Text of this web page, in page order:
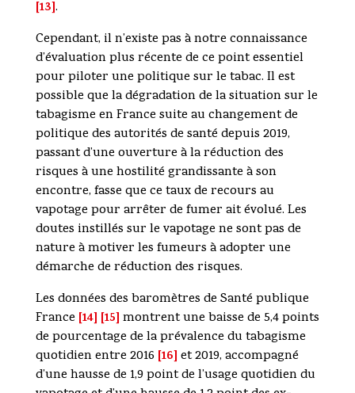
[13].
Cependant, il n’existe pas à notre connaissance
d’évaluation plus récente de ce point essentiel
pour piloter une politique sur le tabac. Il est
possible que la dégradation de la situation sur le
tabagisme en France suite au changement de
politique des autorités de santé depuis 2019,
passant d’une ouverture à la réduction des
risques à une hostilité grandissante à son
encontre, fasse que ce taux de recours au
vapotage pour arrêter de fumer ait évolué. Les
doutes instillés sur le vapotage ne sont pas de
nature à motiver les fumeurs à adopter une
démarche de réduction des risques.
Les données des baromètres de Santé publique
France [14] [15] montrent une baisse de 5,4 points
de pourcentage de la prévalence du tabagisme
quotidien entre 2016 [16] et 2019, accompagné
d’une hausse de 1,9 point de l’usage quotidien du